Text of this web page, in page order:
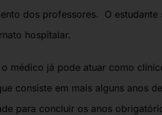
dos professores. O
hospitalar.
médico já pode atuar como
consiste em mais alguns anos
para concluir os anos